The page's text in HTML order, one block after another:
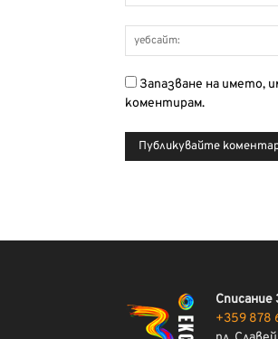
Запазване на името,
коментирам.
Списание
+359 878